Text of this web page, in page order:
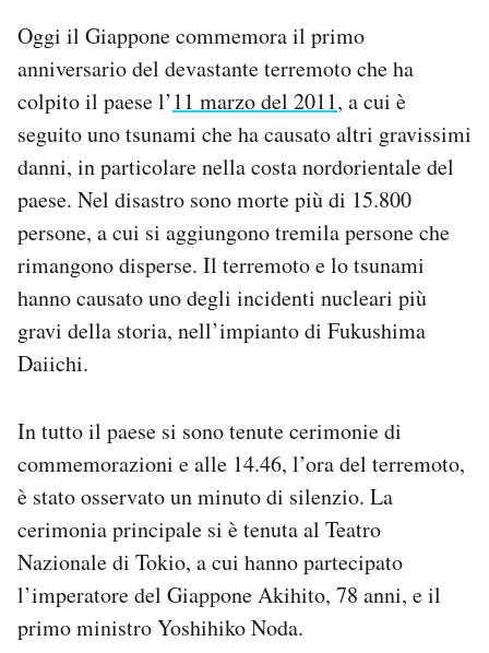
I MIEI PREFERITI
SHOP
CALENDARIO
AREA PERSONALE
Newsletter
Notifiche mobile
Hai bisogno di aiuto?
Oggi il Giappone commemora il primo
anniversario del devastante terremoto che ha
colpito il paese l’11 marzo del 2011, a cui è
seguito uno tsunami che ha causato altri gravissimi
danni, in particolare nella costa nordorientale del
paese. Nel disastro sono morte più di 15.800
persone, a cui si aggiungono tremila persone che
rimangono disperse. Il terremoto e lo tsunami
hanno causato uno degli incidenti nucleari più
gravi della storia, nell’impianto di Fukushima
Daiichi.
In tutto il paese si sono tenute cerimonie di
commemorazioni e alle 14.46, l’ora del terremoto,
è stato osservato un minuto di silenzio. La
cerimonia principale si è tenuta al Teatro
Nazionale di Tokio, a cui hanno partecipato
l’imperatore del Giappone Akihito, 78 anni, e il
primo ministro Yoshihiko Noda.